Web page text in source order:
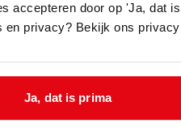
accepteren door op 'Ja, dat
en privacy? Bekijk ons
Ja, dat is prima